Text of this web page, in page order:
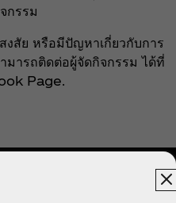
กรรม
สัย หรือมีปัญหาเกี่ยวกับการ
มารถติดต่อผู้จัดกิจกรรม ได้ที่
Page.